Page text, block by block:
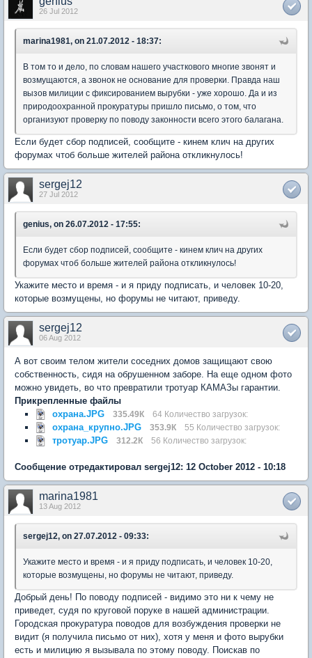
26 Jul 2012
marina1981, on 21.07.2012 - 18:37:
В том то и дело, по словам нашего участкового многие звонят и
возмущаются, а звонок не основание для проверки. Правда наш
вызов милиции с фиксированием вырубки - уже хорошо. Да и из
природоохранной прокуратуры пришло письмо, о том, что
организуют проверку по поводу законности всего этого балагана.
Если будет сбор подписей, сообщите - кинем клич на других
форумах чтоб больше жителей района откликнулось!
sergej12
27 Jul 2012
genius, on 26.07.2012 - 17:55:
Если будет сбор подписей, сообщите - кинем клич на других
форумах чтоб больше жителей района откликнулось!
Укажите место и время - и я приду подписать, и человек 10-20,
которые возмущены, но форумы не читают, приведу.
sergej12
06 Aug 2012
А вот своим телом жители соседних домов защищают свою
собственность, сидя на обрушенном заборе. На еще одном фото
можно увидеть, во что превратили тротуар КАМАЗы гарантии.
Прикрепленные файлы
охрана.JPG
335.49К 64 Количество загрузок:
охрана_крупно.JPG 353.9К 55 Количество загрузок:
тротуар.JPG 312.2К 56 Количество загрузок:
Сообщение отредактировал sergej12: 12 October 2012 - 10:18
marina1981
13 Aug 2012
sergej12, on 27.07.2012 - 09:33:
Укажите место и время - и я приду подписать, и человек 10-20,
которые возмущены, но форумы не читают, приведу.
Добрый день! По поводу подписей - видимо это ни к чему не
приведет, судя по круговой поруке в нашей администрации.
Городская прокуратура поводов для возбуждения проверки не
видит (я получила письмо от них), хотя у меня и фото вырубки
есть и милицию я вызывала по этому поводу. Поискав по